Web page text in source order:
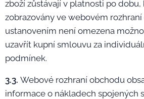
zboží zůstávají v platnosti po dobu,
zobrazovány ve webovém
ustanovením není omezena
uzavřít kupní smlouvu za
podmínek.
3.3. Webové rozhraní obchodu
informace o nákladech spojených